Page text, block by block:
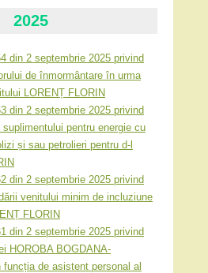
2025
din 2 septembrie 2025 privind
de înmormântare în urma
LORENȚ FLORIN
din 2 septembrie 2025 privind
pentru energie cu
și sau petrolieri pentru d-l
din 2 septembrie 2025 privind
venitului minim de incluziune
FLORIN
din 2 septembrie 2025 privind
HOROBA BOGDANA-
funcția de asistent personal al